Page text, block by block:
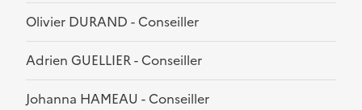
Olivier DURAND - Conseiller
Adrien GUELLIER - Conseiller
Johanna HAMEAU - Conseiller